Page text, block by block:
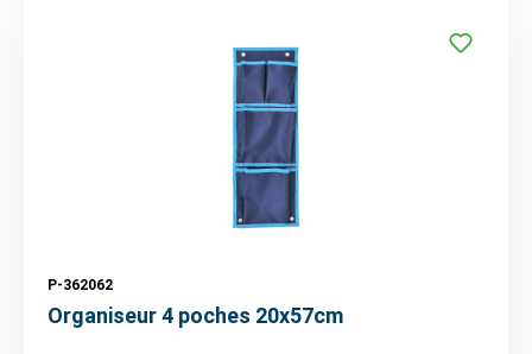
P-362062
Organiseur 4 poches 20x57cm